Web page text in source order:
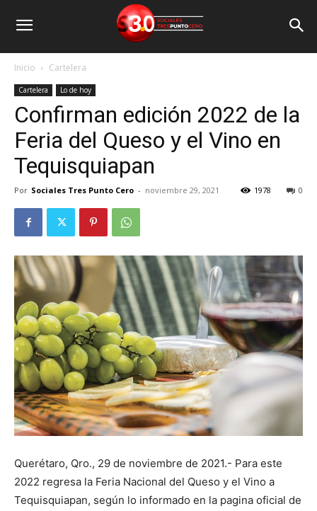
Inicio Cartelera
Cartelera Lo de hoy
Confirman edición 2022 de la
Feria del Queso y el Vino en
Tequisquiapan
Por Sociales Tres Punto Cero - noviembre 29, 2021 0
1978
Querétaro, Qro., 29 de noviembre de 2021.- Para este
2022 regresa la Feria Nacional del Queso y el Vino a
Tequisquiapan, según lo informado en la pagina oficial de